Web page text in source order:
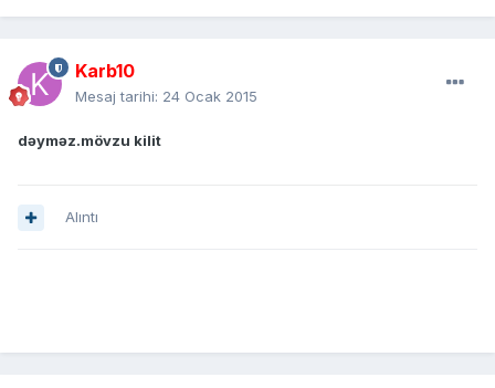
Karb10
Mesaj tarihi: 24 Ocak 2015
dəyməz.mövzu kilit
Alıntı